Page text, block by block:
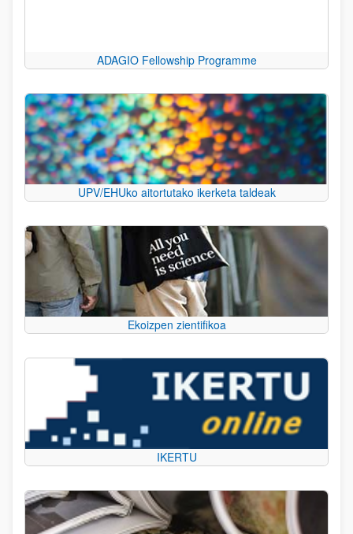
ADAGIO Fellowship Programme
UPV/EHUko aitortutako ikerketa taldeak
Ekoizpen zientifikoa
IKERTU